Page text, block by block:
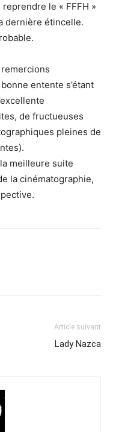
le « FFFH »
dernière étincelle.
entente s’étant
de fructueuses
pleines de
meilleure suite
la cinématographie,
Article suivant
Lady Nazca